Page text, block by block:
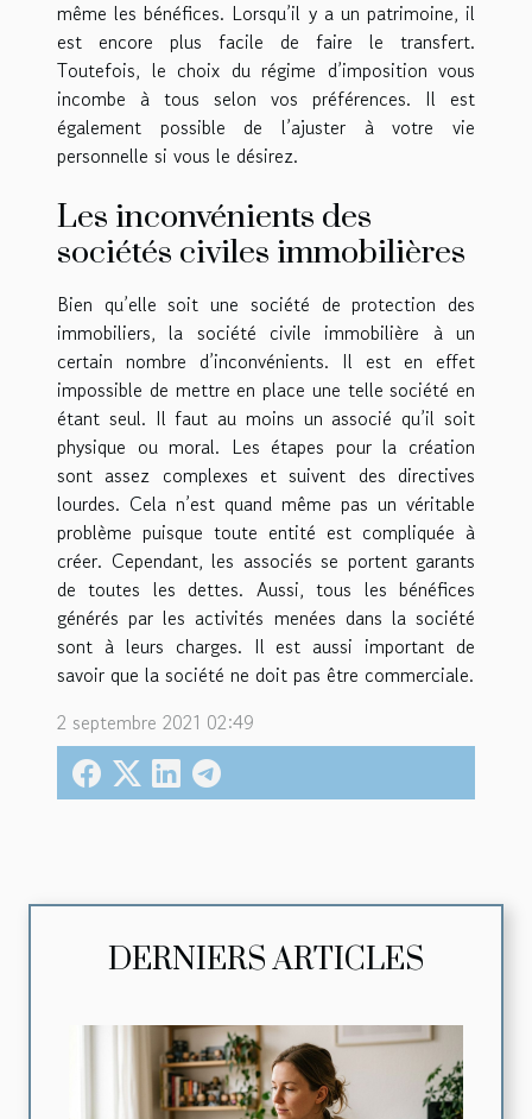
même les bénéfices. Lorsqu’il y a un patrimoine, il
est encore plus facile de faire le transfert.
Toutefois, le choix du régime d’imposition vous
incombe à tous selon vos préférences. Il est
également possible de l’ajuster à votre vie
personnelle si vous le désirez.
Les inconvénients des
sociétés civiles immobilières
Bien qu’elle soit une société de protection des
immobiliers, la société civile immobilière à un
certain nombre d’inconvénients. Il est en effet
impossible de mettre en place une telle société en
étant seul. Il faut au moins un associé qu’il soit
physique ou moral. Les étapes pour la création
sont assez complexes et suivent des directives
lourdes. Cela n’est quand même pas un véritable
problème puisque toute entité est compliquée à
créer. Cependant, les associés se portent garants
de toutes les dettes. Aussi, tous les bénéfices
générés par les activités menées dans la société
sont à leurs charges. Il est aussi important de
savoir que la société ne doit pas être commerciale.
2 septembre 2021 02:49
DERNIERS ARTICLES